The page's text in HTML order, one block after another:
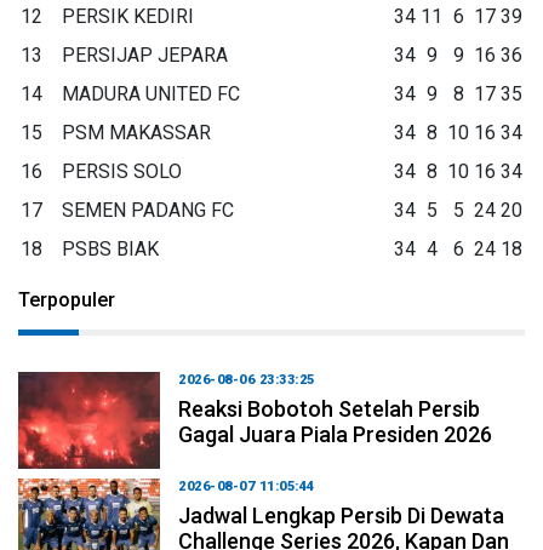
12
PERSIK KEDIRI 34 11 6 17 39
13
PERSIJAP JEPARA 34 9 9 16 36
14
MADURA UNITED FC 34 9 8 17 35
15
PSM MAKASSAR 34 8 10 16 34
16
PERSIS SOLO 34 8 10 16 34
17
SEMEN PADANG FC 34 5 5 24 20
18
PSBS BIAK 34 4 6 24 18
Terpopuler
2026-08-06 23:33:25
Reaksi Bobotoh Setelah Persib
Gagal Juara Piala Presiden 2026
2026-08-07 11:05:44
Jadwal Lengkap Persib Di Dewata
Challenge Series 2026, Kapan Dan